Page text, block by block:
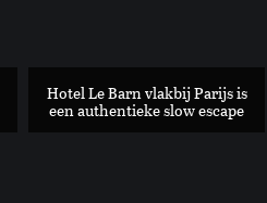
Hotel Le Barn vlakbij Parijs is
een authentieke slow escape